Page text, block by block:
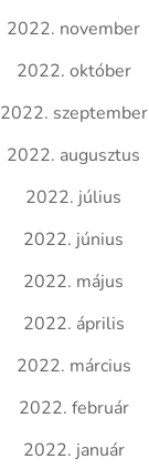
2022. november
2022. október
2022. szeptember
2022. augusztus
2022. július
2022. június
2022. május
2022. április
2022. március
2022. február
2022. január